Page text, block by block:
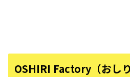
OSHIRI Factory（おしり